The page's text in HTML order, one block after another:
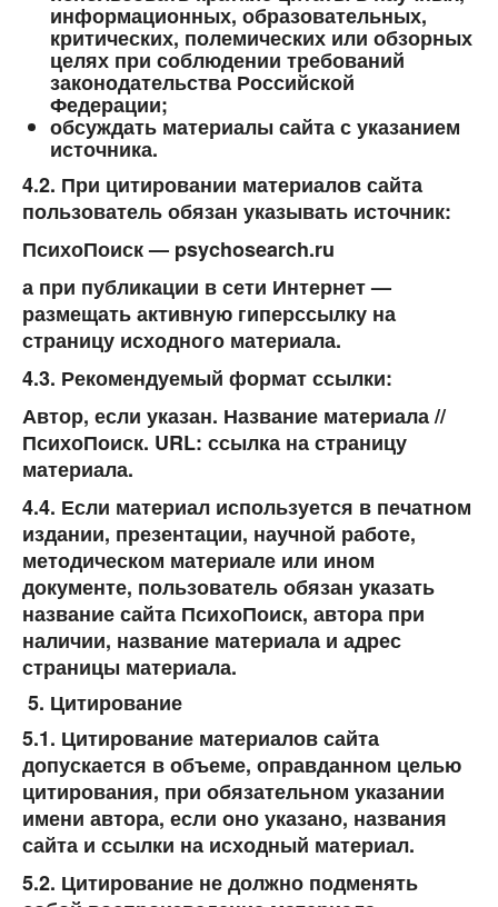
информационных, образовательных,
критических, полемических или обзорных
целях при соблюдении требований
законодательства Российской
Федерации;
обсуждать материалы сайта с указанием
источника.
4.2. При цитировании материалов сайта
пользователь обязан указывать источник:
ПсихоПоиск — psychosearch.ru
а при публикации в сети Интернет —
размещать активную гиперссылку на
страницу исходного материала.
4.3. Рекомендуемый формат ссылки:
Автор, если указан. Название материала //
ПсихоПоиск. URL: ссылка на страницу
материала.
4.4. Если материал используется в печатном
издании, презентации, научной работе,
методическом материале или ином
документе, пользователь обязан указать
название сайта ПсихоПоиск, автора при
наличии, название материала и адрес
страницы материала.
Цитирование
5.1. Цитирование материалов сайта
допускается в объеме, оправданном целью
цитирования, при обязательном указании
имени автора, если оно указано, названия
сайта и ссылки на исходный материал.
5.2. Цитирование не должно подменять